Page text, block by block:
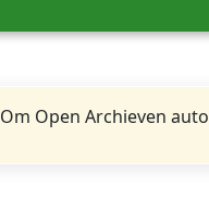
Om Open Archieven